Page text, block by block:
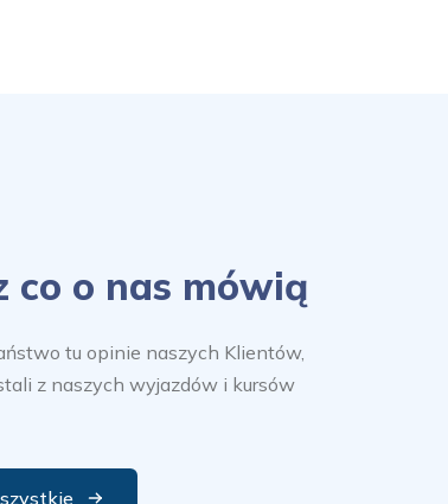
co o nas mówią
tu opinie naszych Klientów,
z naszych wyjazdów i kursów